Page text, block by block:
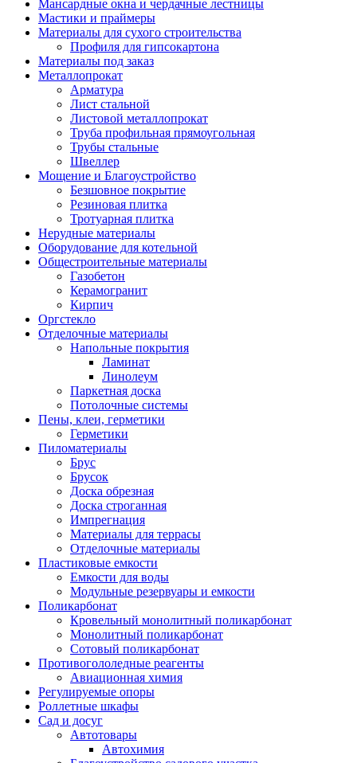
Мансардные окна и чердачные лестницы
Мастики и праймеры
Материалы для сухого строительства
Профиля для гипсокартона
Материалы под заказ
Металлопрокат
Арматура
Лист стальной
Листовой металлопрокат
Труба профильная прямоугольная
Трубы стальные
Швеллер
Мощение и Благоустройство
Безшовное покрытие
Резиновая плитка
Тротуарная плитка
Нерудные материалы
Оборудование для котельной
Общестроительные материалы
Газобетон
Керамогранит
Кирпич
Оргстекло
Отделочные материалы
Напольные покрытия
Ламинат
Линолеум
Паркетная доска
Потолочные системы
Пены, клеи, герметики
Герметики
Пиломатериалы
Брус
Брусок
Доска обрезная
Доска строганная
Импрегнация
Материалы для террасы
Отделочные материалы
Пластиковые емкости
Емкости для воды
Модульные резервуары и емкости
Поликарбонат
Кровельный монолитный поликарбонат
Монолитный поликарбонат
Сотовый поликарбонат
Противогололедные реагенты
Авиационная химия
Регулируемые опоры
Роллетные шкафы
Сад и досуг
Автотовары
Автохимия